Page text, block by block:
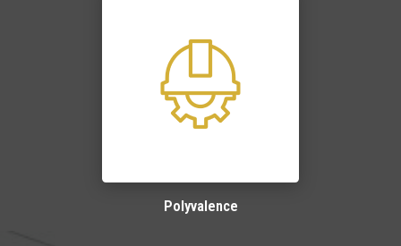
Polyvalence